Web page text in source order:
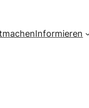
Informieren